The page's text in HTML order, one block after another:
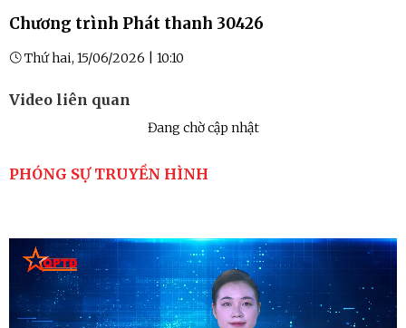
Chương trình Phát thanh 30426
Thứ hai, 15/06/2026 | 10:10
Video liên quan
Đang chờ cập nhật
PHÓNG SỰ TRUYỀN HÌNH